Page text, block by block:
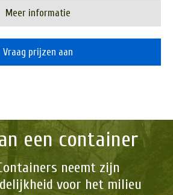
Meer informatie
Vraag prijzen aan
een container
neemt zijn
voor het milieu